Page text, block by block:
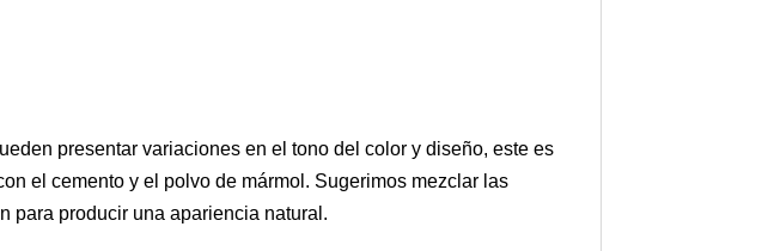
presentar variaciones en el tono del color y diseño, este es
el cemento y el polvo de mármol. Sugerimos mezclar las
para producir una apariencia natural.